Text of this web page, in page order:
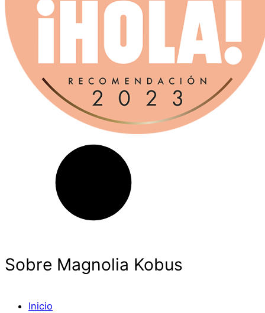
Sobre Magnolia Kobus
Inicio